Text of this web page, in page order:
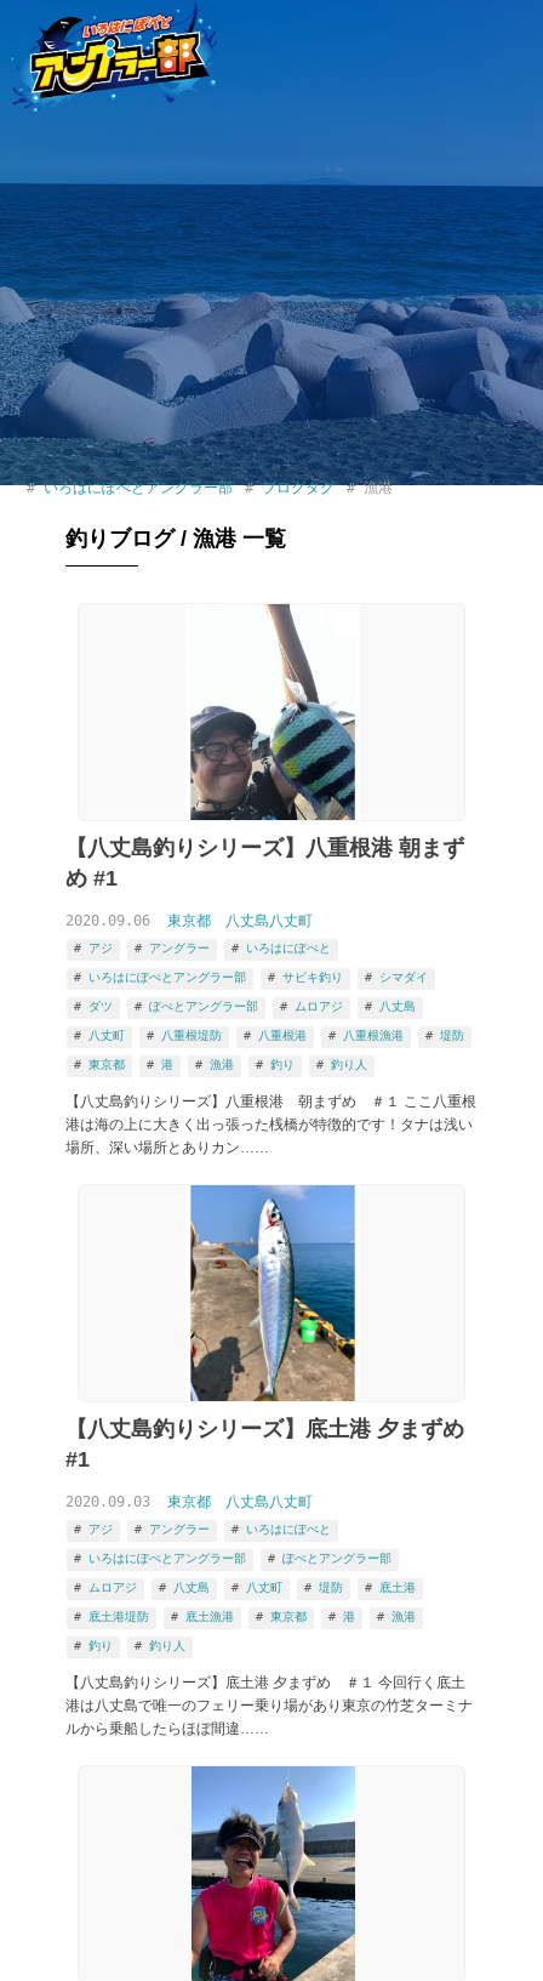
いろはにぽぺとアングラー部 ブログタグ 漁港
釣りブログ / 漁港 一覧
【八丈島釣りシリーズ】八重根港 朝まず
め #1
2020.09.06 東京都 八丈島八丈町
アジ アングラー いろはにぽぺと
いろはにぽぺとアングラー部 サビキ釣り シマダイ
ダツ ぽぺとアングラー部 ムロアジ 八丈島
八丈町 八重根堤防 八重根港 八重根漁港 堤防
東京都 港 漁港 釣り 釣り人
【八丈島釣りシリーズ】八重根港 朝まずめ ＃１ ここ八重根
港は海の上に大きく出っ張った桟橋が特徴的です！タナは浅い
場所、深い場所とありカン……
【八丈島釣りシリーズ】底土港 夕まずめ
#1
2020.09.03 東京都 八丈島八丈町
アジ アングラー いろはにぽぺと
いろはにぽぺとアングラー部 ぽぺとアングラー部
ムロアジ 八丈島 八丈町 堤防 底土港
底土港堤防 底土漁港 東京都 港 漁港
釣り 釣り人
【八丈島釣りシリーズ】底土港 夕まずめ ＃１ 今回行く底土
港は八丈島で唯一のフェリー乗り場があり東京の竹芝ターミナ
ルから乗船したらほぼ間違……